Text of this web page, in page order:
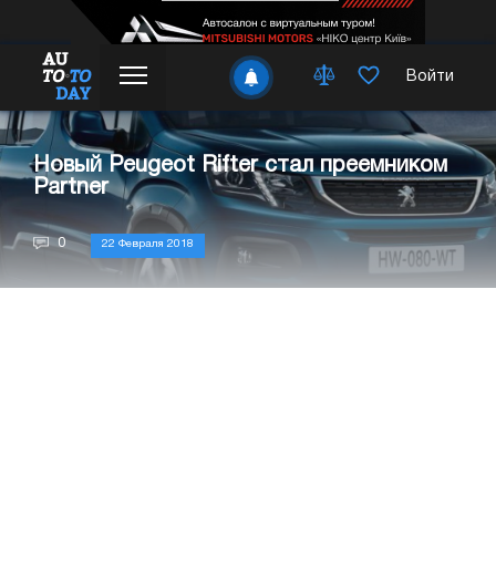
Войти
Новый Peugeot Rifter стал преемником
Partner
0 22 Февраля 2018